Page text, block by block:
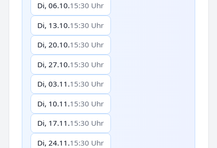
Di, 06.10.15:30 Uhr
Di, 13.10.15:30 Uhr
Di, 20.10.15:30 Uhr
Di, 27.10.15:30 Uhr
Di, 03.11.15:30 Uhr
Di, 10.11.15:30 Uhr
Di, 17.11.15:30 Uhr
Di, 24.11.15:30 Uhr